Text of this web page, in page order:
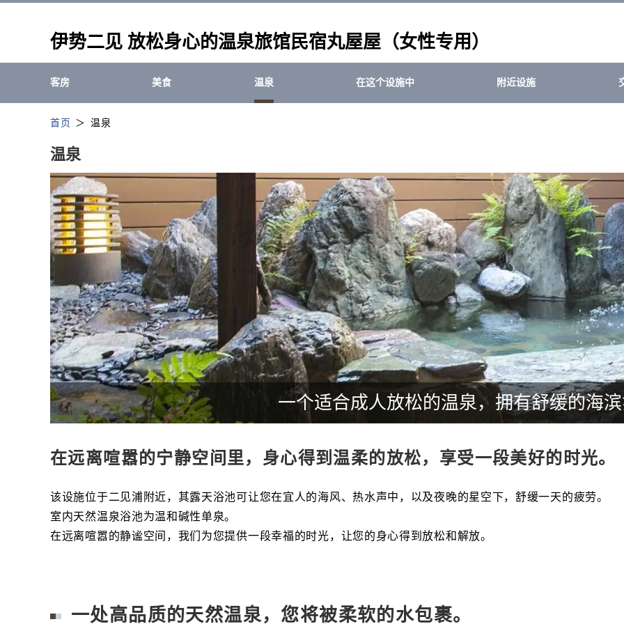
伊势二见 放松身心的温泉旅馆民宿丸屋屋（女性专用）
客房 美食 温泉 在这个设施中 附近设施
首页 温泉
温泉
一个适合成人放松的温泉，拥有舒缓的海
在远离喧嚣的宁静空间里，身心得到温柔的放松，享受一段美好的时光。
该设施位于二见浦附近，其露天浴池可让您在宜人的海风、热水声中，以及夜晚的星空下，舒缓一天的疲劳。
室内天然温泉浴池为温和碱性单泉。
在远离喧嚣的静谧空间，我们为您提供一段幸福的时光，让您的身心得到放松和解放。
一处高品质的天然温泉，您将被柔软的水包裹。